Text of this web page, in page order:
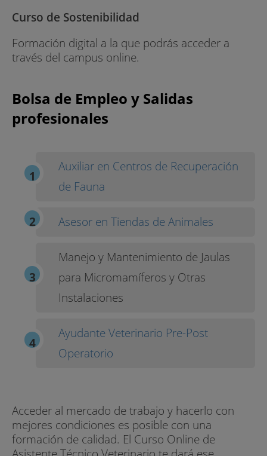
Curso de Sostenibilidad
Formación digital a la que podrás acceder a
través del campus online.
Bolsa de Empleo y Salidas
profesionales
Auxiliar en Centros de Recuperación
de Fauna
Asesor en Tiendas de Animales
Manejo y Mantenimiento de Jaulas
para Micromamíferos y Otras
Instalaciones
Ayudante Veterinario Pre-Post
Operatorio
Acceder al mercado de trabajo y hacerlo con
mejores condiciones es posible con una
formación de calidad. El Curso Online de